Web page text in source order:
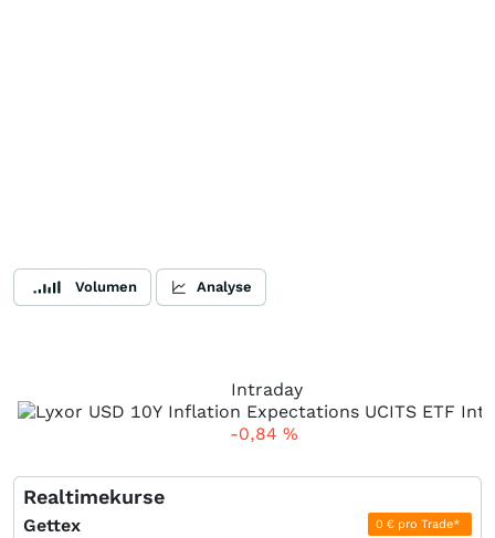
Volumen Analyse
Intraday
-0,84 %
Realtimekurse
Gettex 0 € pro Trade*